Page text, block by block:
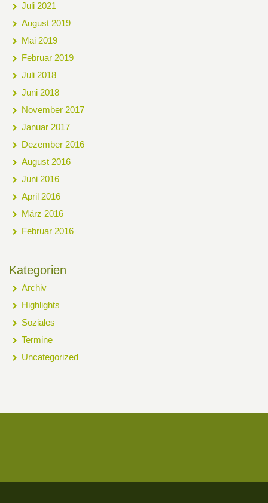
Juli 2021
August 2019
Mai 2019
Februar 2019
Juli 2018
Juni 2018
November 2017
Januar 2017
Dezember 2016
August 2016
Juni 2016
April 2016
März 2016
Februar 2016
Kategorien
Archiv
Highlights
Soziales
Termine
Uncategorized